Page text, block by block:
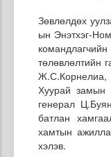
Зөвлөлдөх
ын Энэтхэг-
төлөвлөлтийн
Хуурай замын
генерал
батлан
хамтын
хэлэв.